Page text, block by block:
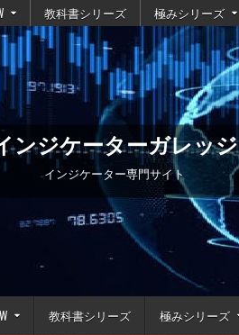
教科書シリーズ 極みシリーズ
ンジケーターガレッジ
インジケーター専門サイト
教科書シリーズ 極みシリーズ